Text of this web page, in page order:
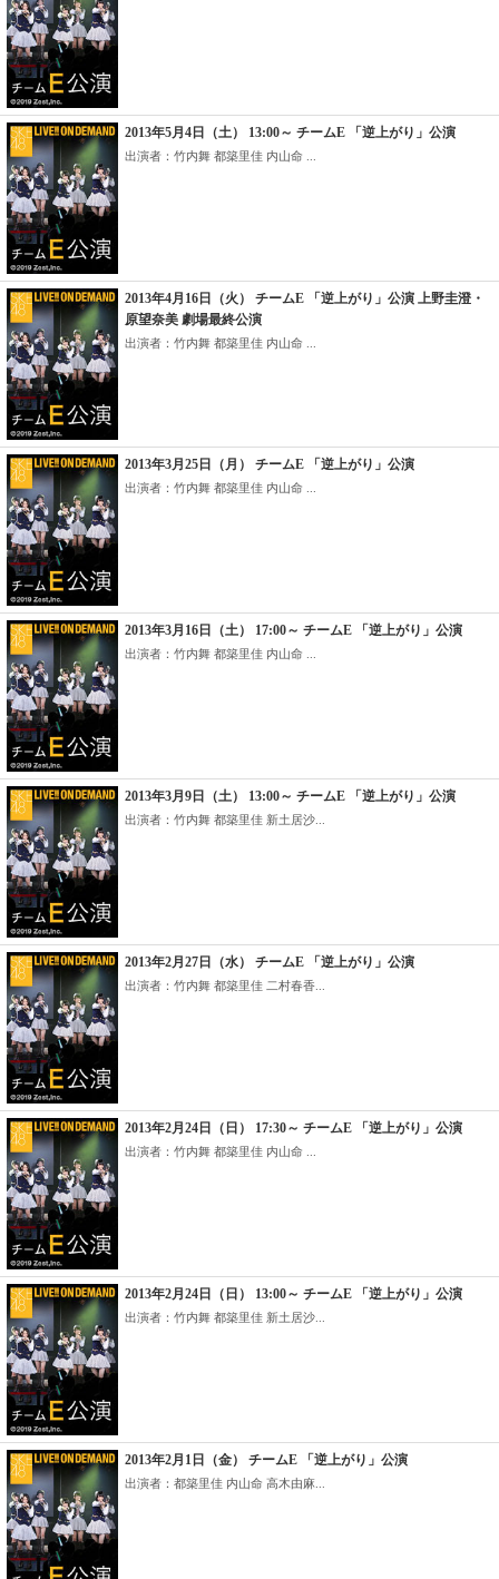
2013年5月4日（土） 13:00～ チームE 「逆上がり」公演
出演者：竹内舞 都築里佳 内山命 ...
2013年4月16日（火） チームE 「逆上がり」公演 上野圭澄・
原望奈美 劇場最終公演
出演者：竹内舞 都築里佳 内山命 ...
2013年3月25日（月） チームE 「逆上がり」公演
出演者：竹内舞 都築里佳 内山命 ...
2013年3月16日（土） 17:00～ チームE 「逆上がり」公演
出演者：竹内舞 都築里佳 内山命 ...
2013年3月9日（土） 13:00～ チームE 「逆上がり」公演
出演者：竹内舞 都築里佳 新土居沙...
2013年2月27日（水） チームE 「逆上がり」公演
出演者：竹内舞 都築里佳 二村春香...
2013年2月24日（日） 17:30～ チームE 「逆上がり」公演
出演者：竹内舞 都築里佳 内山命 ...
2013年2月24日（日） 13:00～ チームE 「逆上がり」公演
出演者：竹内舞 都築里佳 新土居沙...
2013年2月1日（金） チームE 「逆上がり」公演
出演者：都築里佳 内山命 高木由麻...